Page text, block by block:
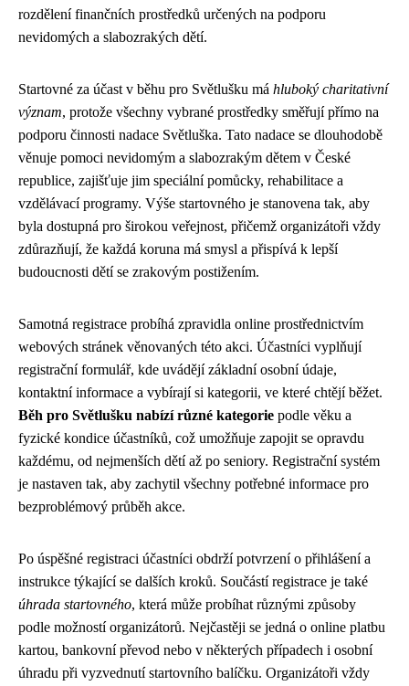
rozdělení finančních prostředků určených na podporu
nevidomých a slabozrakých dětí.
Startovné za účast v běhu pro Světlušku má hluboký charitativní
význam, protože všechny vybrané prostředky směřují přímo na
podporu činnosti nadace Světluška. Tato nadace se dlouhodobě
věnuje pomoci nevidomým a slabozrakým dětem v České
republice, zajišťuje jim speciální pomůcky, rehabilitace a
vzdělávací programy. Výše startovného je stanovena tak, aby
byla dostupná pro širokou veřejnost, přičemž organizátoři vždy
zdůrazňují, že každá koruna má smysl a přispívá k lepší
budoucnosti dětí se zrakovým postižením.
Samotná registrace probíhá zpravidla online prostřednictvím
webových stránek věnovaných této akci. Účastníci vyplňují
registrační formulář, kde uvádějí základní osobní údaje,
kontaktní informace a vybírají si kategorii, ve které chtějí běžet.
Běh pro Světlušku nabízí různé kategorie podle věku a
fyzické kondice účastníků, což umožňuje zapojit se opravdu
každému, od nejmenších dětí až po seniory. Registrační systém
je nastaven tak, aby zachytil všechny potřebné informace pro
bezproblémový průběh akce.
Po úspěšné registraci účastníci obdrží potvrzení o přihlášení a
instrukce týkající se dalších kroků. Součástí registrace je také
úhrada startovného, která může probíhat různými způsoby
podle možností organizátorů. Nejčastěji se jedná o online platbu
kartou, bankovní převod nebo v některých případech i osobní
úhradu při vyzvednutí startovního balíčku. Organizátoři vždy